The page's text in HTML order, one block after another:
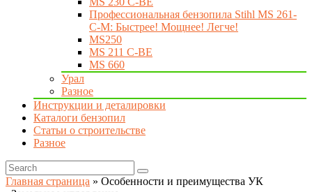
Профессиональная бензопила Stihl MS 261-
C-M: Быстрее! Мощнее! Легче!
MS250
MS 211 C-BE
MS 660
Урал
Разное
Инструкции и деталировки
Каталоги бензопил
Статьи о строительстве
Разное
Главная страница » Особенности и преимущества УК